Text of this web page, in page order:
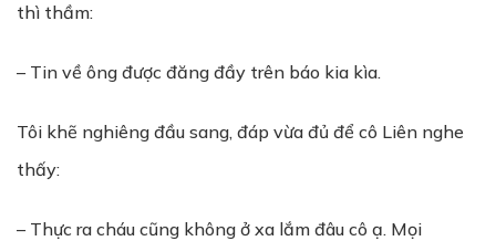
thì thầm:
– Tin về ông được đăng đầy trên báo kia kìa.
Tôi khẽ nghiêng đầu sang, đáp vừa đủ để cô Liên nghe
thấy:
– Thực ra cháu cũng không ở xa lắm đâu cô ạ. Mọi